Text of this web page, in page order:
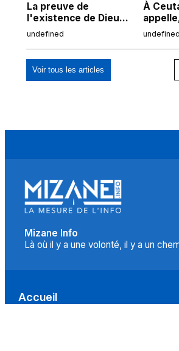
La preuve de
l'existence de Dieu
chez Ibn Sina
undefined
À
undefined
Voir tous les articles
Mizane Info
Là où il y a une volonté, il y a un
Accueil